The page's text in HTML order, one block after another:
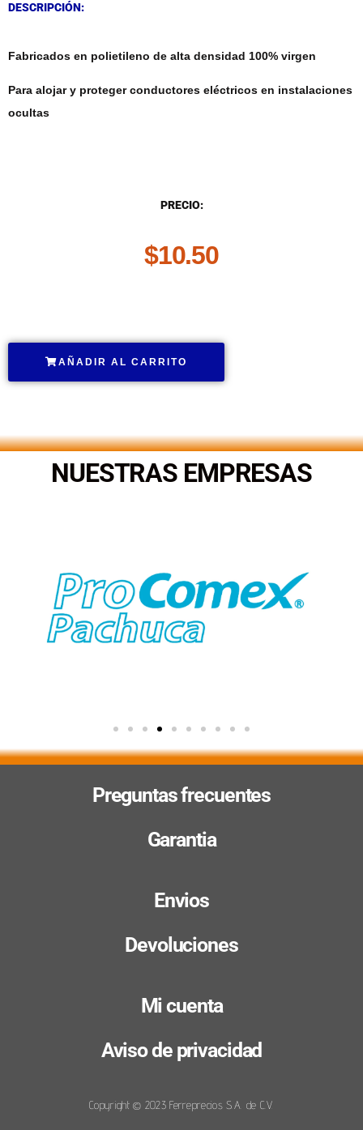
DESCRIPCIÓN:
Fabricados en polietileno de alta densidad 100% virgen
Para alojar y proteger conductores eléctricos en instalaciones
ocultas
PRECIO:
$10.50
AÑADIR AL CARRITO
NUESTRAS EMPRESAS
Preguntas frecuentes
Garantia
Envios
Devoluciones
Mi cuenta
Aviso de privacidad
Copyright © 2023 Ferreprecios S.A. de C.V.